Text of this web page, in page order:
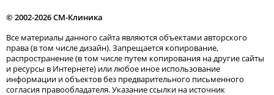
© 2002-2026 СМ-Клиника
Все материалы данного сайта являются объектами авторского
права (в том числе дизайн). Запрещается копирование,
распространение (в том числе путем копирования на другие сайты
и ресурсы в Интернете) или любое иное использование
информации и объектов без предварительного письменного
согласия правообладателя. Указание ссылки на источник